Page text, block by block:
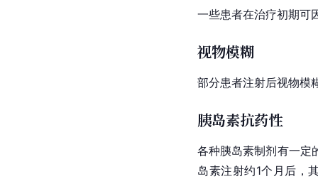
一些患者在治疗初期可
视物模糊
部分患者注射后视物模
胰岛素抗药性
各种胰岛素制剂有一定
岛素注射约1个月后，